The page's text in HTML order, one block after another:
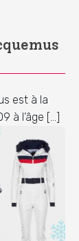
est à la
à l’âge […]